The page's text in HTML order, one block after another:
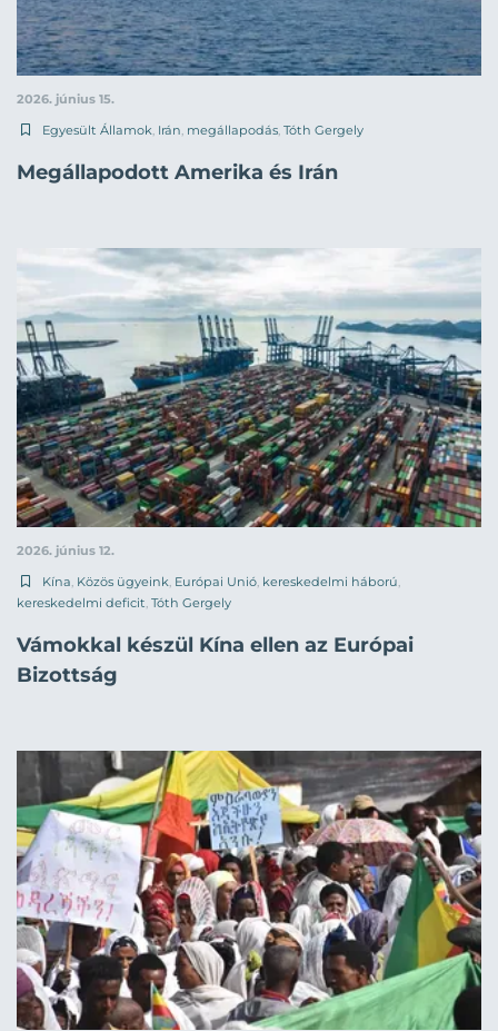
2026. június 15.
Egyesült Államok, Irán, megállapodás, Tóth Gergely
Megállapodott Amerika és Irán
2026. június 12.
Kína, Közös ügyeink, Európai Unió, kereskedelmi háború,
kereskedelmi deficit, Tóth Gergely
Vámokkal készül Kína ellen az Európai
Bizottság